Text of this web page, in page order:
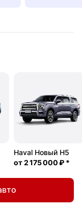
Haval Новый H5
от2 175 000 ₽ *